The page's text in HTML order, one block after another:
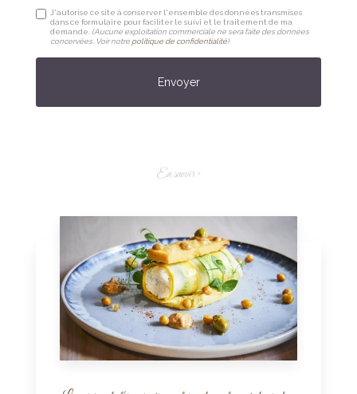
J'autorise ce site à conserver l'ensemble des données transmises
dans ce formulaire pour faciliter le suivi et le traitement de ma
demande. (Aucune exploitation commerciale ne sera faite des données
concervées. Voir notre politique de confidentialité)
En savoir +